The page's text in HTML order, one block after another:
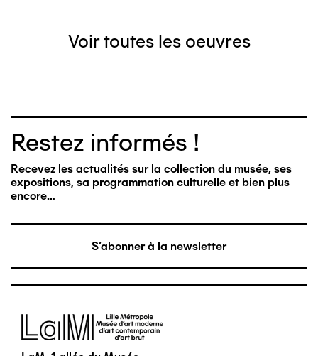
Voir toutes les oeuvres
Restez informés !
Recevez les actualités sur la collection du musée, ses
expositions, sa programmation culturelle et bien plus
encore…
S'abonner à la newsletter
Image